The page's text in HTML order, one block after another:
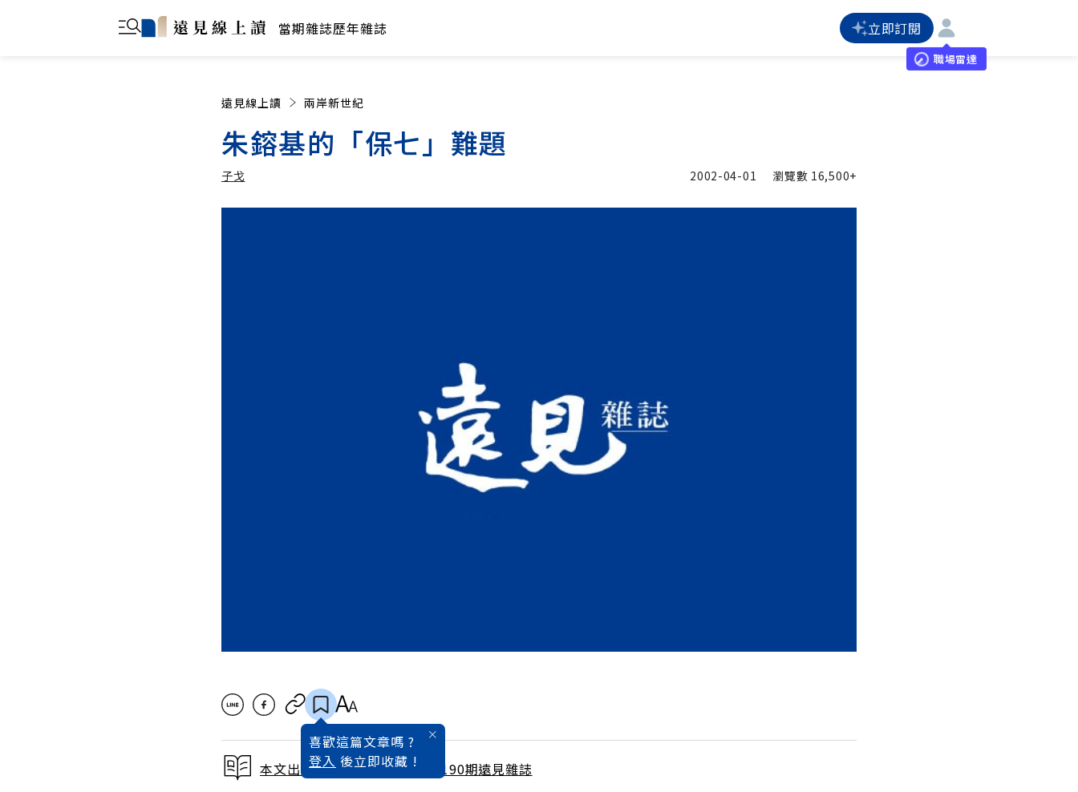
當期雜誌歷年雜誌 立即訂閱
職場雷達
遠見線上讀 兩岸新世紀
朱鎔基的「保七」難題
子戈 2002-04-01 瀏覽數 16,500+
喜歡這篇文章嗎 ?
登入 後立即收藏 !
本文出自 2002 / 4月號雜誌 第190期遠見雜誌